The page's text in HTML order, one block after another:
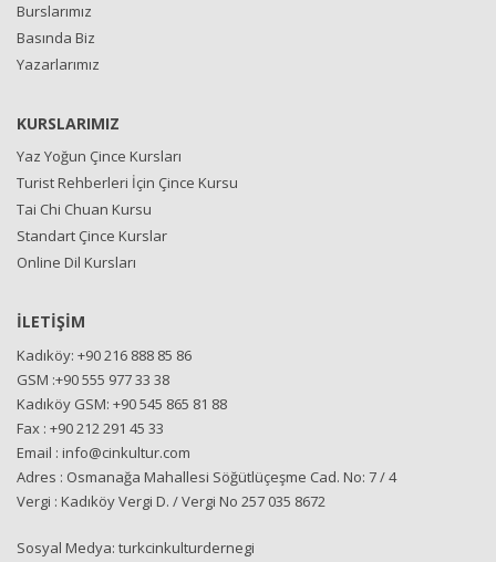
Burslarımız
Basında Biz
Yazarlarımız
KURSLARIMIZ
Yaz Yoğun Çince Kursları
Turist Rehberleri İçin Çince Kursu
Tai Chi Chuan Kursu
Standart Çince Kurslar
Online Dil Kursları
İLETİŞİM
Kadıköy: +90 216 888 85 86
GSM :+90 555 977 33 38
Kadıköy GSM: +90 545 865 81 88
Fax : +90 212 291 45 33
Email : info@cinkultur.com
Adres : Osmanağa Mahallesi Söğütlüçeşme Cad. No: 7 / 4
Vergi : Kadıköy Vergi D. / Vergi No 257 035 8672
Sosyal Medya: turkcinkulturdernegi